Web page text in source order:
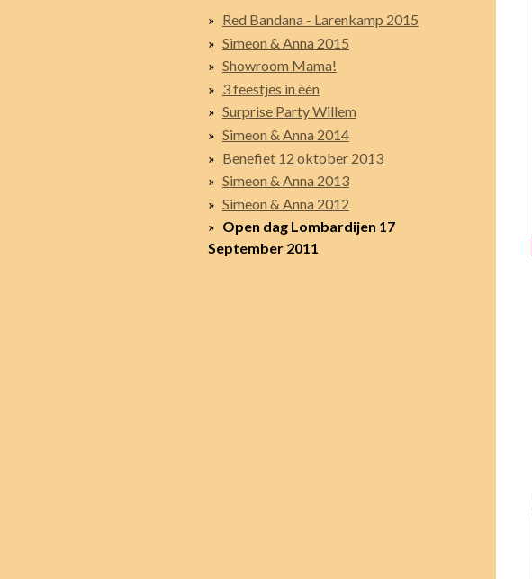
Red Bandana - Larenkamp 2015
Simeon & Anna 2015
Showroom Mama!
3 feestjes in één
Surprise Party Willem
Simeon & Anna 2014
Benefiet 12 oktober 2013
Simeon & Anna 2013
Simeon & Anna 2012
Open dag Lombardijen 17
September 2011